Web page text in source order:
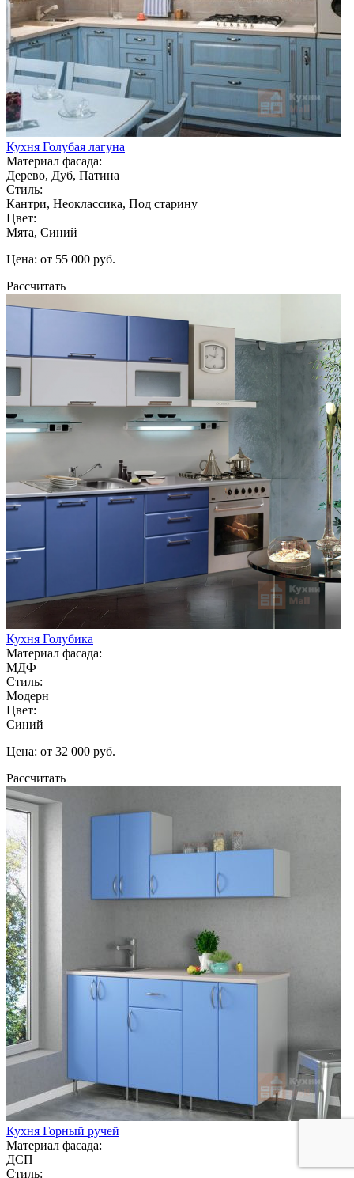
Кухня Голубая лагуна
Материал фасада:
Дерево, Дуб, Патина
Стиль:
Кантри, Неоклассика, Под старину
Цвет:
Мята, Синий
Цена: от 55 000 руб.
Рассчитать
Кухня Голубика
Материал фасада:
МДФ
Стиль:
Модерн
Цвет:
Синий
Цена: от 32 000 руб.
Рассчитать
Кухня Горный ручей
Материал фасада:
ДСП
Стиль: